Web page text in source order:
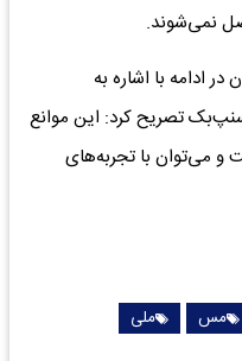
نمی‌شوند.
ادامه با اشاره به
تصریح کرد: این موانع
می‌توان با تجربه‌های
مس ملی